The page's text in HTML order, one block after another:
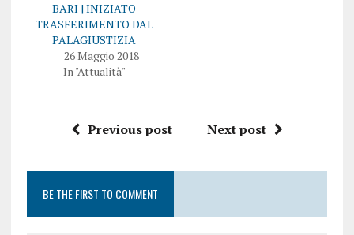
BARI | INIZIATO
TRASFERIMENTO DAL
PALAGIUSTIZIA
26 Maggio 2018
In "Attualità"
Previous post Next post
BE THE FIRST TO COMMENT